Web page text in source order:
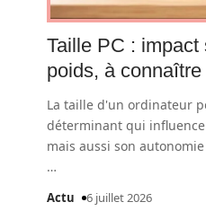
Taille PC :
poids, à connaître
La taille d'un ordinateur
déterminant qui
mais aussi son
…
Actu 6 juillet 2026